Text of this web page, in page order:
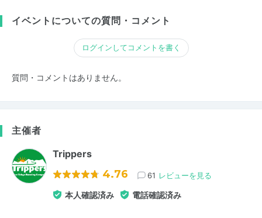
イベントについての質問・コメント
ログインしてコメントを書く
質問・コメントはありません。
主催者
Trippers
4.76 61 レビューを見る
本人確認済み 電話確認済み